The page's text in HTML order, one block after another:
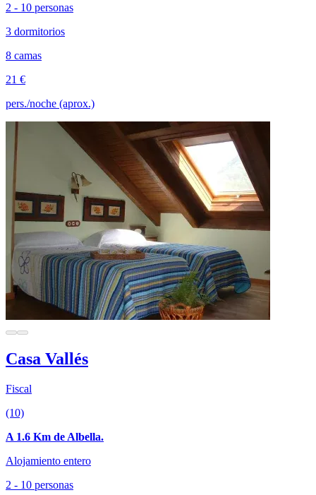
2 - 10 personas
3 dormitorios
8 camas
21 €
pers./noche (aprox.)
Casa Vallés
Fiscal
(10)
A 1.6 Km de Albella.
Alojamiento entero
2 - 10 personas